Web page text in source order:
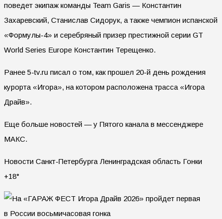
поведет экипаж команды Team Garis — Константин
Захаревский, Станислав Сидорук, а также чемпион испанской
«Формулы-4» и серебряный призер престижной серии GT
World Series Europe Константин Терещенко.
Ранее 5-tv.ru писал о том, как прошел 20-й день рождения
курорта «Игора», на котором расположена трасса «Игора
Драйв».
Еще больше новостей — у Пятого канала в мессенджере
МАКС.
Новости Санкт-Петербурга Ленинградская область Гонки
+18°